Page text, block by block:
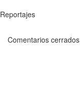
Reportajes
Comentarios cerrados